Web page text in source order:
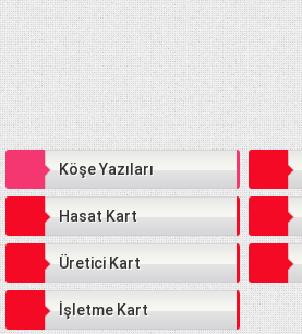
Köşe Yazıları
Hasat Kart
Üretici Kart
İşletme Kart